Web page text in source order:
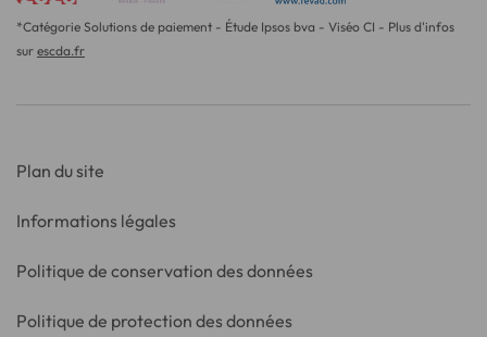
*Catégorie Solutions de paiement - Étude Ipsos bva - Viséo CI - Plus d'infos
sur escda.fr
Plan du site
Informations légales
Politique de conservation des données
Politique de protection des données